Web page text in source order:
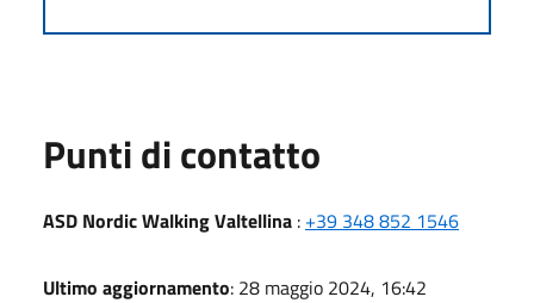
Punti di contatto
ASD Nordic Walking Valtellina : +39 348 852 1546
Ultimo aggiornamento: 28 maggio 2024, 16:42